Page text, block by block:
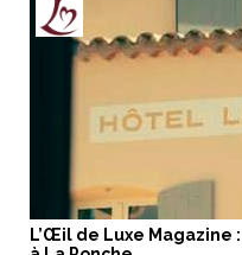
L’Œil de Luxe Magazine